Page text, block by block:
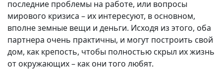
последние проблемы на работе, или вопросы
мирового кризиса – их интересуют, в основном,
вполне земные вещи и деньги. Исходя из этого, оба
партнера очень практичны, и могут построить свой
дом, как крепость, чтобы полностью скрыл их жизнь
от окружающих – как они того любят.